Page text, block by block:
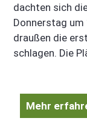
dachten sich
Donnerstag
draußen die
schlagen. Die
Mehr